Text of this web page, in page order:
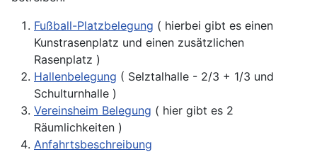
Fußball-Platzbelegung ( hierbei gibt es einen
Kunstrasenplatz und einen zusätzlichen
Rasenplatz )
Hallenbelegung ( Selztalhalle - 2/3 + 1/3 und
Schulturnhalle )
Vereinsheim Belegung ( hier gibt es 2
Räumlichkeiten )
Anfahrtsbeschreibung